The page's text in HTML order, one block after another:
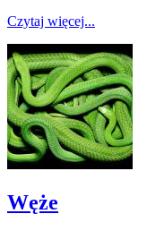
Czytaj więcej...
Węże